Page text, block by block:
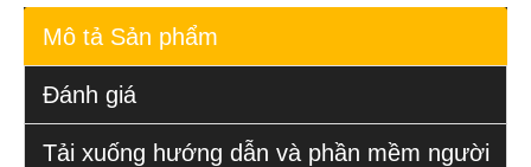
Mô tả Sản phẩm
Đánh giá
Tải xuống hướng dẫn và phần mềm người